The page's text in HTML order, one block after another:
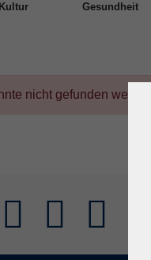
Kultur Gesundheit
nicht gefunden werden.